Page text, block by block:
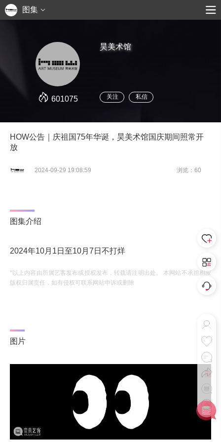
图集
601075
昊美术馆
关注 私信
HOW公告｜庆祖国75年华诞，昊美术馆国庆期间照常开
放
2024-09-29 19:08:59 浏览：60
图集介绍
2024年10月1日至10月7日不打烊
*以上内容由所属艺客发布或授权发布，转载请注明出处。 本网站不承担相应
版权归属责任，如有侵权可联系网站申诉或删除
图片